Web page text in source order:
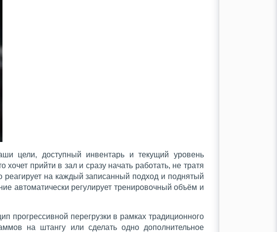
цели, доступный инвентарь и текущий уровень
прийти в зал и сразу начать работать, не тратя
реагирует на каждый записанный подход и поднятый
автоматически регулирует тренировочный объём и
прогрессивной перегрузки в рамках традиционного
на штангу или сделать одно дополнительное